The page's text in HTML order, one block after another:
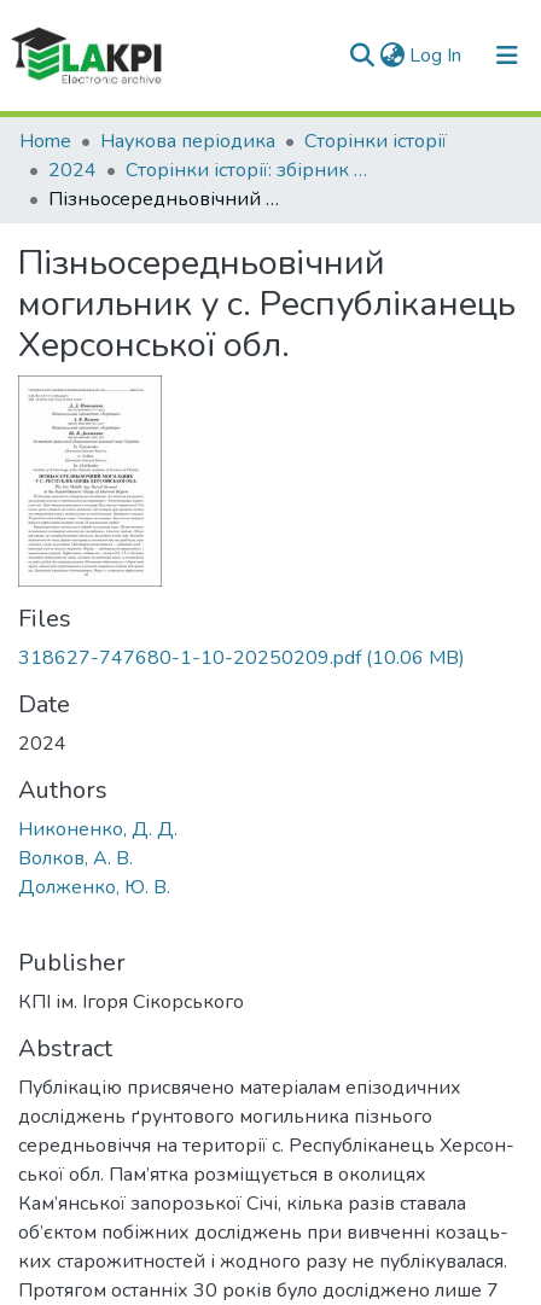
Log In (current)
Communities & Collections
All of DSpace
Home Наукова періодика
Сторінки історії
2024
Сторінки історії: збірник наукових праць, Вип. 59
Пізньосередньовічний могильник у с. Республіканець Херсонської обл.
Пізньосередньовічний
могильник у с. Республіканець
Херсонської обл.
Files
318627-747680-1-10-20250209.pdf(10.06 MB)
Date
2024
Authors
Никоненко, Д. Д.
Волков, А. В.
Долженко, Ю. В.
Publisher
КПІ ім. Ігоря Сікорського
Abstract
Публікацію присвячено матеріалам епізодичних
досліджень ґрунтового могильника пізнього
середньовіччя на території с. Республіканець Херсон-
ської обл. Пам’ятка розміщується в околицях
Кам’янської запорозької Січі, кілька разів ставала
об’єктом побіжних досліджень при вивченні козаць-
ких старожитностей і жодного разу не публікувалася.
Протягом останніх 30 років було досліджено лише 7